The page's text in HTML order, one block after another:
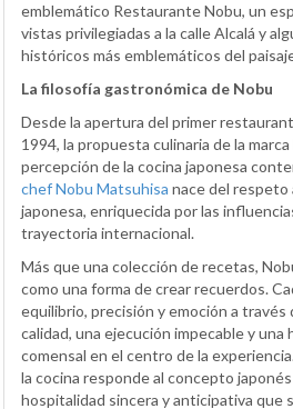
emblemático Restaurante Nobu, un
vistas privilegiadas a la calle Alcalá y
históricos más emblemáticos del
La filosofía gastronómica de Nobu
Desde la apertura del primer
1994, la propuesta culinaria de la
percepción de la cocina japonesa
chef Nobu Matsuhisa nace del respeto
japonesa, enriquecida por las
trayectoria internacional.
Más que una colección de recetas,
como una forma de crear recuerdos.
equilibrio, precisión y emoción a través
calidad, una ejecución impecable y una
comensal en el centro de la
la cocina responde al concepto
hospitalidad sincera y anticipativa que